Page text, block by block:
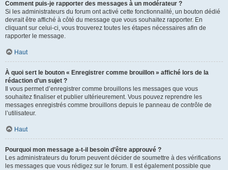
Comment puis-je rapporter des messages à un modérateur ?
Si les administrateurs du forum ont activé cette fonctionnalité, un bouton dédié
devrait être affiché à côté du message que vous souhaitez rapporter. En
cliquant sur celui-ci, vous trouverez toutes les étapes nécessaires afin de
rapporter le message.
Haut
À quoi sert le bouton « Enregistrer comme brouillon » affiché lors de la
rédaction d’un sujet ?
Il vous permet d’enregistrer comme brouillons les messages que vous
souhaitez finaliser et publier ultérieurement. Vous pouvez reprendre les
messages enregistrés comme brouillons depuis le panneau de contrôle de
l’utilisateur.
Haut
Pourquoi mon message a-t-il besoin d’être approuvé ?
Les administrateurs du forum peuvent décider de soumettre à des vérifications
les messages que vous rédigez sur le forum. Il est également possible que